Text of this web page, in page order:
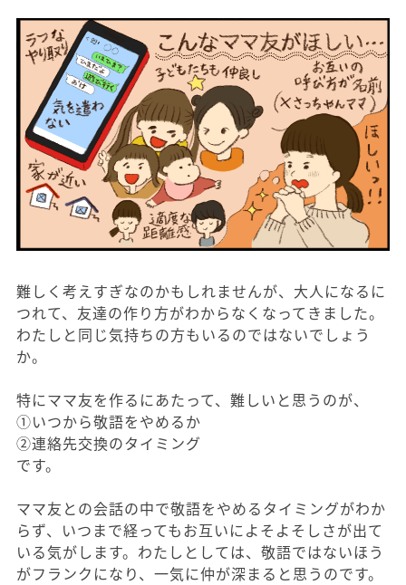
難しく考えすぎなのかもしれませんが、大人になるに
つれて、友達の作り方がわからなくなってきました。
わたしと同じ気持ちの方もいるのではないでしょう
か。
特にママ友を作るにあたって、難しいと思うのが、
①いつから敬語をやめるか
②連絡先交換のタイミング
です。
ママ友との会話の中で敬語をやめるタイミングがわか
らず、いつまで経ってもお互いによそよそしさが出て
いる気がします。わたしとしては、敬語ではないほう
がフランクになり、一気に仲が深まると思うのです。